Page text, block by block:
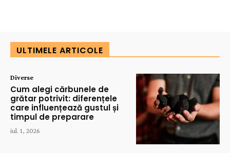
ULTIMELE ARTICOLE
Diverse
Cum alegi cărbunele de
grătar potrivit: diferențele
care influențează gustul și
timpul de preparare
iul. 1, 2026